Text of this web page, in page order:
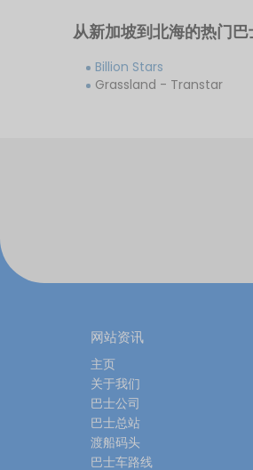
从新加坡到北海的热门巴
Billion Stars
Grassland - Transtar
网站资讯
主页
关于我们
巴士公司
巴士总站
渡船码头
巴士车路线